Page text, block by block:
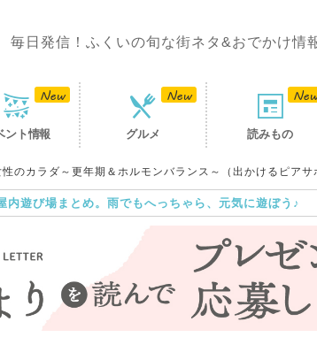
毎日発信！ふくいの旬な街ネタ&おでかけ情
ント情報 グルメ 読みもの
性のカラダ～更年期＆ホルモンバランス～（出かけるピアサ
内遊び場まとめ。雨でもへっちゃら、元気に遊ぼう♪